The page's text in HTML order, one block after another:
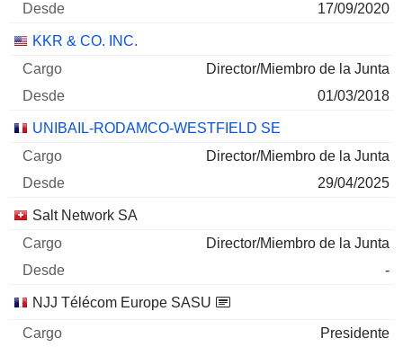
17/09/2020
KKR & CO. INC.
Director/Miembro de la Junta
01/03/2018
UNIBAIL-RODAMCO-WESTFIELD SE
Director/Miembro de la Junta
29/04/2025
Salt Network SA
Director/Miembro de la Junta
-
NJJ Télécom Europe SASU
Presidente